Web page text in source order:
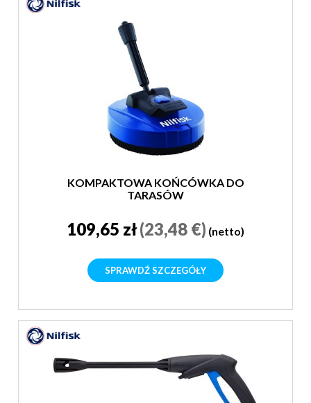
KOMPAKTOWA KOŃCÓWKA DO
TARASÓW
109,65 zł(23,48 €) (netto)
SPRAWDŹ SZCZEGÓŁY